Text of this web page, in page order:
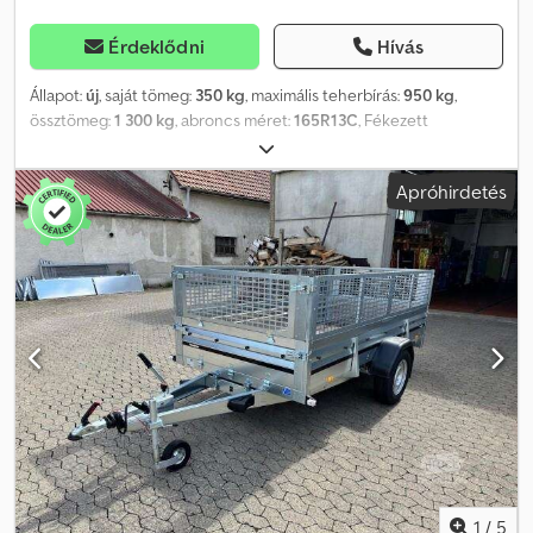
Érdeklődni Hívás
Állapot:új, saját tömeg: 350 kg, maximális teherbírás:950 kg,
össztömeg:1 300 kg, abroncs méret:165R13C, Fékezett
személygépkocsi-utánfutó rácsos oldalfelépítménnyel és 100
km/h-s engedéllyel a STEMA utánfutógyártótól, SyStema ST O2
13-30-15.1 típus. Egy dobozos utánfutó felépítménnyel, amely
ideális magáncélú szállításhoz vagy ipari felhasználásra. Chjdpfsq A
Uk Dsx Akqja A hullámos rácsos oldalfelépítménnyel könnyedén
szállítható kerti hulladék, tűzifa vagy lomtalanítási anyag. A
levehető oldalfalaknak köszönhetően akár 3 motorkerékpár is
egyszerűen szállítható. Alapfelszereltségként az acél utánfutó 100
km/h-s jóváhagyással, horganyzott rácsos felépítménnyel, elülső
és hátsó lehajtható ajtókkal, támasztókerékkel, nyolc
rögzítőszemmel, magas minőségű zárakkal, galvalum horganyzott,
levehető oldalfalakkal és V vontatórúddal rendelkezik. Ez az
utánfutó többféle változatban is rendelhető, például ponyvás vagy
nyitott kivitelben. Személygépkocsi-utánfutó tartozékokat is
kínálunk, mint felépítmény magasítás, magas ponyva, lapos ponyva,
vonórúd doboz és hátsó támaszok, hálók, felhajtósín, állósín,
Apróhirdetés
1 / 5